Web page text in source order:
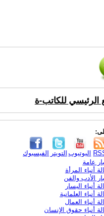
الرئيسي للكاتب-ة
الفيسبوك التويتر اليوتيوب
عامة
أنباء المرأة
الأدب والفن
أنباء اليسار
أنباء العلمانية
أنباء العمال
أنباء حقوق الإنسان